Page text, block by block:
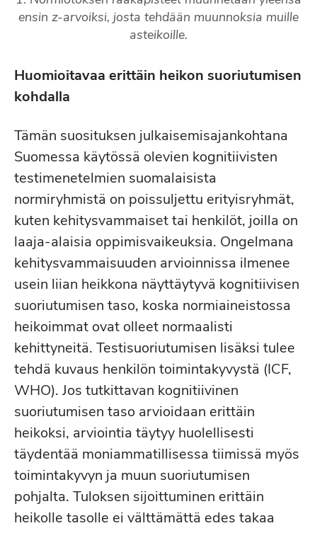
ensin z-arvoiksi, josta tehdään muunnoksia muille
asteikoille.
Huomioitavaa erittäin heikon suoriutumisen
kohdalla
Tämän suosituksen julkaisemisajankohtana
Suomessa käytössä olevien kognitiivisten
testimenetelmien suomalaisista
normiryhmistä on poissuljettu erityisryhmät,
kuten kehitysvammaiset tai henkilöt, joilla on
laaja-alaisia oppimisvaikeuksia. Ongelmana
kehitysvammaisuuden arvioinnissa ilmenee
usein liian heikkona näyttäytyvä kognitiivisen
suoriutumisen taso, koska normiaineistossa
heikoimmat ovat olleet normaalisti
kehittyneitä. Testisuoriutumisen lisäksi tulee
tehdä kuvaus henkilön toimintakyvystä (ICF,
WHO). Jos tutkittavan kognitiivinen
suoriutumisen taso arvioidaan erittäin
heikoksi, arviointia täytyy huolellisesti
täydentää moniammatillisessa tiimissä myös
toimintakyvyn ja muun suoriutumisen
pohjalta. Tuloksen sijoittuminen erittäin
heikolle tasolle ei välttämättä edes takaa